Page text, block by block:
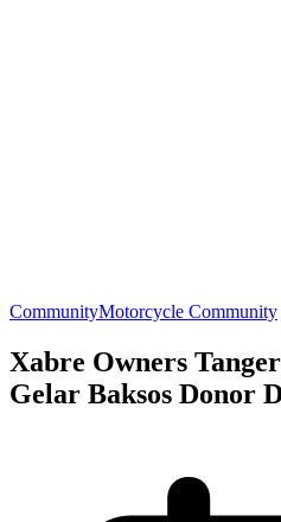
CommunityMotorcycle Community
Xabre Owners
Gelar Baksos Donor